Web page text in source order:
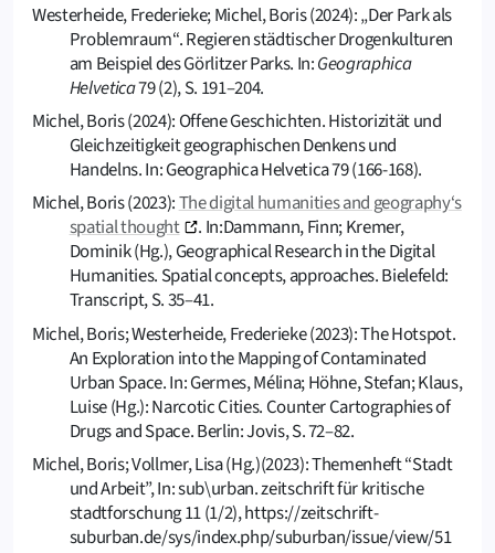
Westerheide, Frederieke; Michel, Boris (2024): „Der Park als
Problemraum“. Regieren städtischer Drogenkulturen
am Beispiel des Görlitzer Parks. In:Geographica
Helvetica79 (2), S. 191–204.
Michel, Boris (2024): Offene Geschichten. Historizität und
Gleichzeitigkeit geographischen Denkens und
Handelns. In: Geographica Helvetica 79 (166-168).
Michel, Boris (2023):The digital humanities and geography‘s
spatial thought
. In:Dammann, Finn; Kremer,
Dominik (Hg.), Geographical Research in the Digital
Humanities. Spatial concepts, approaches. Bielefeld:
Transcript, S. 35–41.
Michel, Boris; Westerheide, Frederieke (2023): The Hotspot.
An Exploration into the Mapping of Contaminated
Urban Space. In: Germes, Mélina; Höhne, Stefan; Klaus,
Luise (Hg.): Narcotic Cities. Counter Cartographies of
Drugs and Space. Berlin: Jovis, S. 72–82.
Michel, Boris; Vollmer, Lisa (Hg.)(2023): Themenheft “Stadt
und Arbeit”, In: sub\urban. zeitschrift für kritische
stadtforschung 11 (1/2), https://zeitschrift-
suburban.de/sys/index.php/suburban/issue/view/51